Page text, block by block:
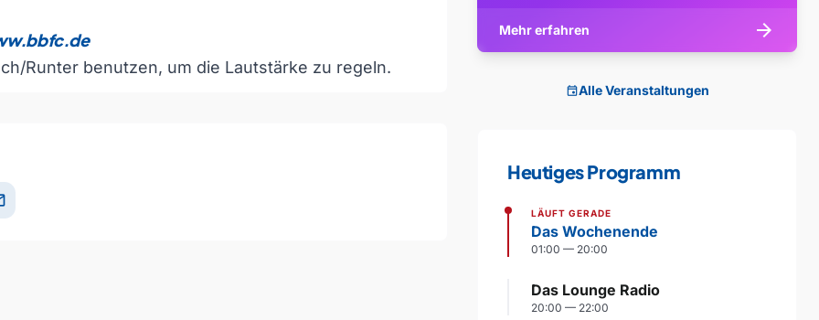
Runter benutzen, um die Lautstärke zu regeln.
Mehr erfahren arrow_forward
eventAlle Veranstaltungen
Heutiges Programm
LÄUFT GERADE
Das Wochenende
01:00 — 20:00
Das Lounge Radio
20:00 — 22:00